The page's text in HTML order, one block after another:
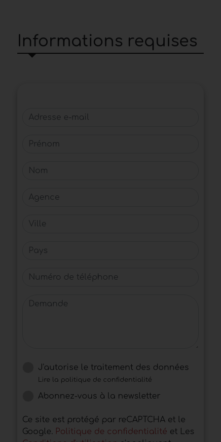
Informations requises
Adresse e-mail
Prénom
Nom
Agence
Ville
Pays
Numéro de téléphone
Demande
J'autorise le traitement des données
Lire la politique de confidentialité
Abonnez-vous à la newsletter
Ce site est protégé par reCAPTCHA et le
Google. Politique de confidentialité et Les